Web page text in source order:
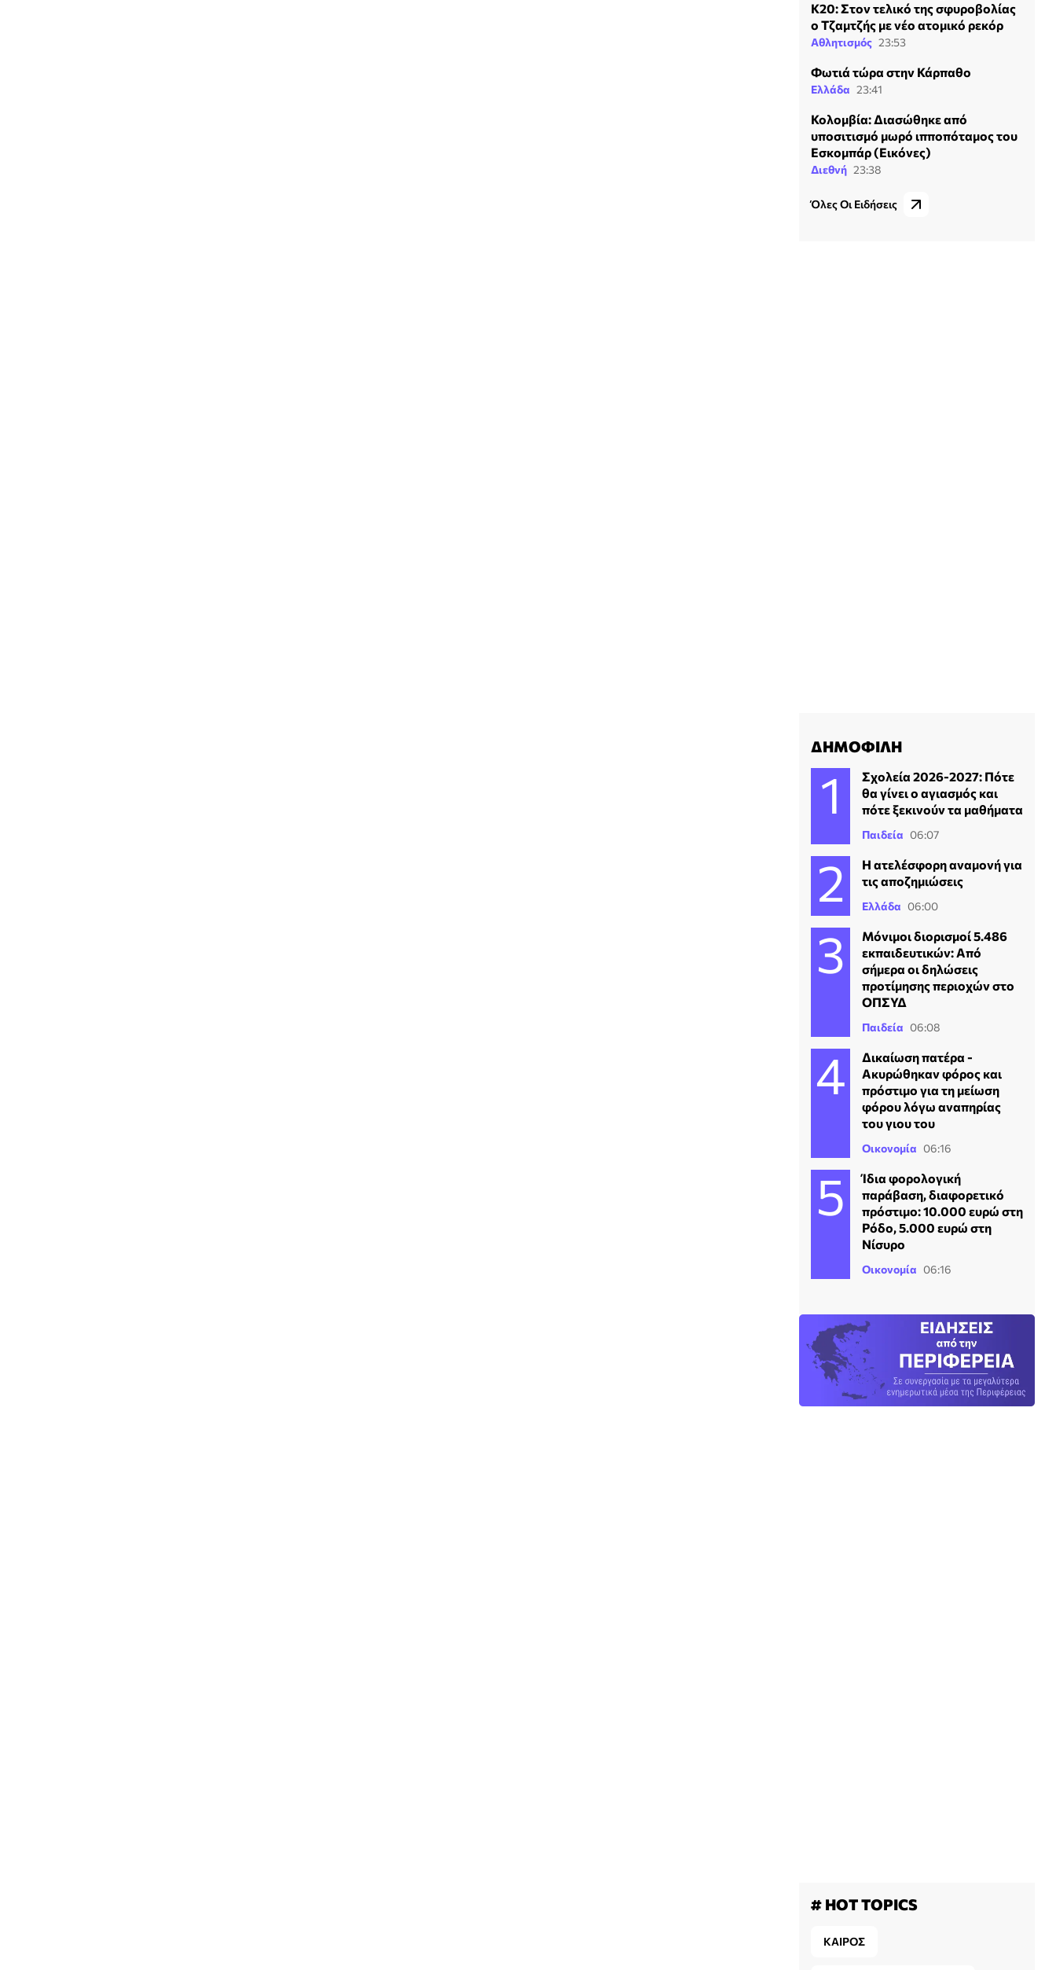
Κ20: Στον τελικό της σφυροβολίας
ο Τζαμτζής με νέο ατομικό ρεκόρ
Αθλητισμός 23:53
Φωτιά τώρα στην Κάρπαθο
Ελλάδα 23:41
Κολομβία: Διασώθηκε από
υποσιτισμό μωρό ιπποπόταμος του
Εσκομπάρ (Εικόνες)
Διεθνή 23:38
Όλες Οι Ειδήσεις
ΔΗΜΟΦΙΛΗ
Σχολεία 2026-2027: Πότε
θα γίνει ο αγιασμός και
πότε ξεκινούν τα μαθήματα
Παιδεία 06:07
Η ατελέσφορη αναμονή για
τις αποζημιώσεις
Ελλάδα 06:00
Μόνιμοι διορισμοί 5.486
εκπαιδευτικών: Από
σήμερα οι δηλώσεις
προτίμησης περιοχών στο
ΟΠΣΥΔ
Παιδεία 06:08
Δικαίωση πατέρα -
Ακυρώθηκαν φόρος και
πρόστιμο για τη μείωση
φόρου λόγω αναπηρίας
του γιου του
Οικονομία 06:16
Ίδια φορολογική
παράβαση, διαφορετικό
πρόστιμο: 10.000 ευρώ στη
Ρόδο, 5.000 ευρώ στη
Νίσυρο
Οικονομία 06:16
# HOT TOPICS
ΚΑΙΡΟΣ